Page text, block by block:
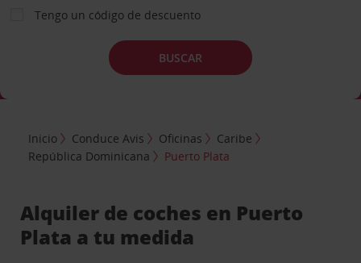
Tengo un código de descuento
BUSCAR
Inicio Conduce Avis Oficinas
Caribe
República Dominicana
Puerto Plata
Alquiler de coches en Puerto
Plata a tu medida